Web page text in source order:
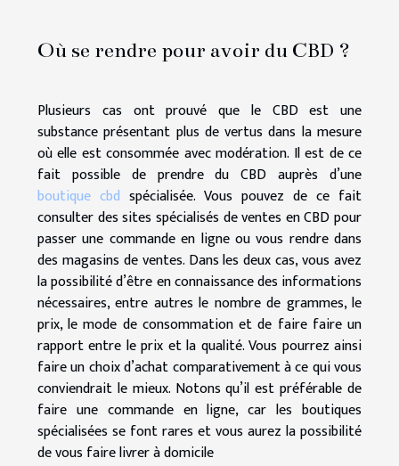
Où se rendre pour avoir du CBD ?
Plusieurs cas ont prouvé que le CBD est une
substance présentant plus de vertus dans la mesure
où elle est consommée avec modération. Il est de ce
fait possible de prendre du CBD auprès d’une
boutique cbd spécialisée. Vous pouvez de ce fait
consulter des sites spécialisés de ventes en CBD pour
passer une commande en ligne ou vous rendre dans
des magasins de ventes. Dans les deux cas, vous avez
la possibilité d’être en connaissance des informations
nécessaires, entre autres le nombre de grammes, le
prix, le mode de consommation et de faire faire un
rapport entre le prix et la qualité. Vous pourrez ainsi
faire un choix d’achat comparativement à ce qui vous
conviendrait le mieux. Notons qu’il est préférable de
faire une commande en ligne, car les boutiques
spécialisées se font rares et vous aurez la possibilité
de vous faire livrer à domicile